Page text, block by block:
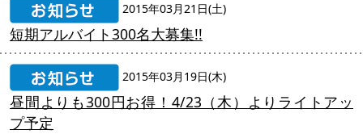
2015年03月21日(土)
短期アルバイト300名大募集!!
2015年03月19日(木)
昼間よりも300円お得！4/23（木）よりライトアッ
プ予定